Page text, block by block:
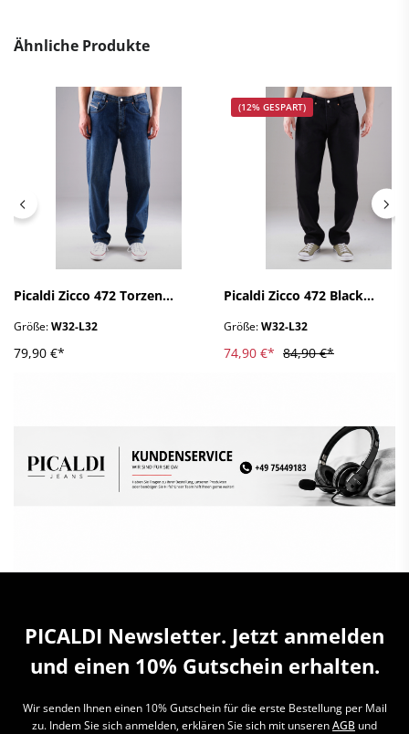
Ähnliche Produkte
Picaldi Zicco 472 Torzen
Karottenschnitt in Urban
Indigo Stone W32-L32
Größe:W32-L32
79,90 €*
(12% GESPART)
Picaldi Zicco 472 Black
Karottenschnitt in Raw Black
W32-L32
Größe:W32-L32
74,90 €* 84,90 €*
PICALDI Newsletter. Jetzt anmelden
und einen 10% Gutschein erhalten.
Wir senden Ihnen einen 10% Gutschein für die erste Bestellung per Mail
zu. Indem Sie sich anmelden, erklären Sie sich mit unserenAGB und